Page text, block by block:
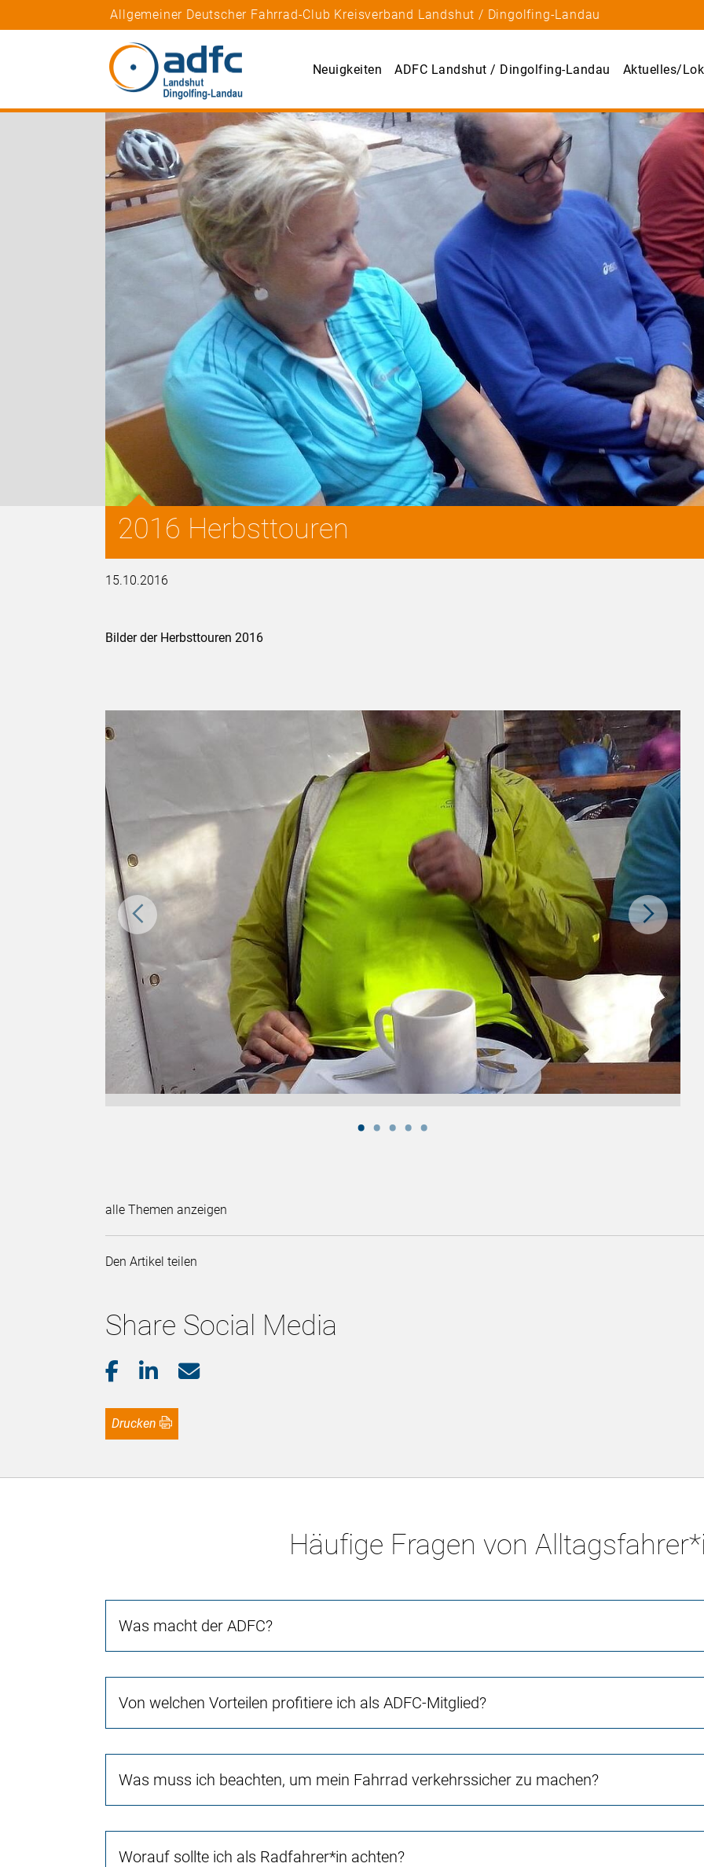
Allgemeiner Deutscher Fahrrad-Club Kreisverband Landshut / Dingolfing-Landau
Neuigkeiten ADFC Landshut / Dingolfing-Landau Aktuelles/
2016 Herbsttouren
15.10.2016
Bilder der Herbsttouren 2016
alle Themen anzeigen
Den Artikel teilen
Share Social Media
Drucken
Häufige Fragen von
Was macht der ADFC?
Von welchen Vorteilen profitiere ich als ADFC-Mitglied?
Was muss ich beachten, um mein Fahrrad verkehrssicher zu machen?
Worauf sollte ich als Radfahrer*in achten?